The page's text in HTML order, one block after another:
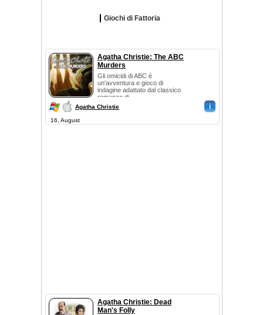
Giochi di Fattoria
Agatha Christie: The ABC
Murders
Gli omicidi di ABC è
un'avventura e gioco di
indagine adattato dal classico
romanzo di ...
Agatha Christie i
16, August
Agatha Christie: Dead
Man's Folly